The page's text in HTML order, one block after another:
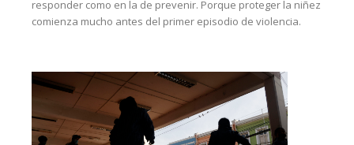
responder como en la de prevenir. Porque proteger la niñez
comienza mucho antes del primer episodio de violencia.